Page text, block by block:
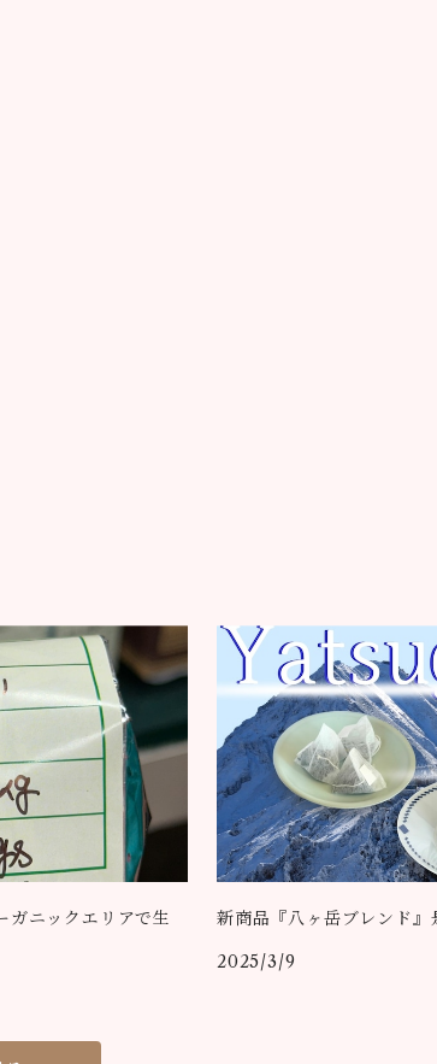
ガニックエリアで生
新商品『八ヶ岳ブレンド
2025/3/9